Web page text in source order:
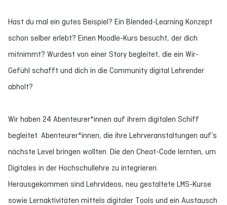
Hast du mal ein gutes Beispiel? Ein Blended-Learning Konzept
schon selber erlebt? Einen Moodle-Kurs besucht, der dich
mitnimmt? Wurdest von einer Story begleitet, die ein Wir-
Gefühl schafft und dich in die Community digital Lehrender
abholt?
Wir haben 24 Abenteurer*innen auf ihrem digitalen Schiff
begleitet. Abenteurer*innen, die ihre Lehrveranstaltungen auf’s
nächste Level bringen wollten. Die den Cheat-Code lernten, um
Digitales in der Hochschullehre zu integrieren.
Herausgekommen sind Lehrvideos, neu gestaltete LMS-Kurse
sowie Lernaktivitäten mittels digitaler Tools und ein Austausch